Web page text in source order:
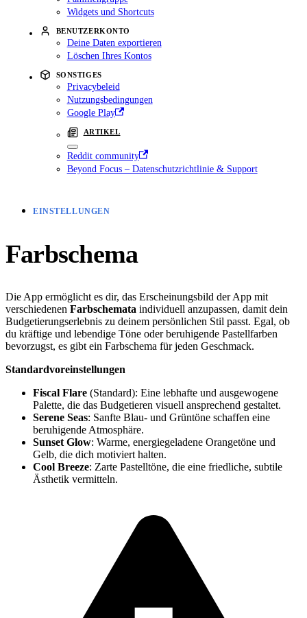
Widgets und Shortcuts
BENUTZERKONTO
Deine Daten exportieren
Löschen Ihres Kontos
SONSTIGES
Privacybeleid
Nutzungsbedingungen
Google Play
ARTIKEL
Reddit community
Beyond Focus – Datenschutzrichtlinie & Support
EINSTELLUNGEN
Farbschema
Die App ermöglicht es dir, das Erscheinungsbild der App mit
verschiedenen Farbschemata individuell anzupassen, damit dein
Budgetierungserlebnis zu deinem persönlichen Stil passt. Egal, ob
du kräftige und lebendige Töne oder beruhigende Pastellfarben
bevorzugst, es gibt ein Farbschema für jeden Geschmack.
Standardvoreinstellungen
Fiscal Flare (Standard): Eine lebhafte und ausgewogene
Palette, die das Budgetieren visuell ansprechend gestaltet.
Serene Seas: Sanfte Blau- und Grüntöne schaffen eine
beruhigende Atmosphäre.
Sunset Glow: Warme, energiegeladene Orangetöne und
Gelb, die dich motiviert halten.
Cool Breeze: Zarte Pastelltöne, die eine friedliche, subtile
Ästhetik vermitteln.